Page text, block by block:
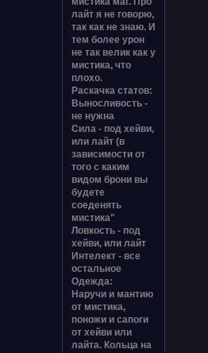
лайт я не говорю,
так как не знаю. И
тем более урон
не так велик как у
мистика, что
плохо.
Раскачка статов:
Выносливость -
не нужна
Сила - под хейви,
или лайт (в
зависимости от
того с каким
видом брони вы
будете
соеденять
мистика"
Ловкость - под
хейви, или лайт
Интелект - все
остальное
Одежда:
Наручи и мантию
от мистика,
поножи и сапоги
от хейви или
лайта. Кольца на